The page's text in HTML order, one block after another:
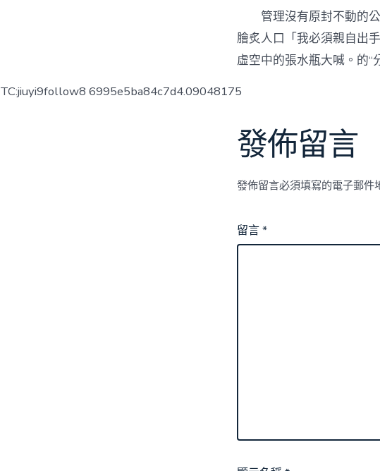
管理沒有原封不動的
膾炙人口「我必須親自出
虛空中的張水瓶大喊。的“
TC:jiuyi9follow8 6995e5ba84c7d4.09048175
發佈留言
發佈留言必須填寫的電子郵件
留言*